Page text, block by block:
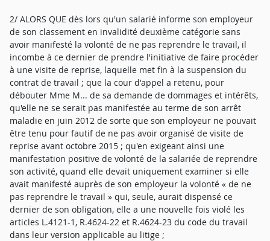
2/ ALORS QUE dès lors qu'un salarié informe son employeur
de son classement en invalidité deuxième catégorie sans
avoir manifesté la volonté de ne pas reprendre le travail, il
incombe à ce dernier de prendre l'initiative de faire procéder
à une visite de reprise, laquelle met fin à la suspension du
contrat de travail ; que la cour d'appel a retenu, pour
débouter Mme M... de sa demande de dommages et intérêts,
qu'elle ne se serait pas manifestée au terme de son arrêt
maladie en juin 2012 de sorte que son employeur ne pouvait
être tenu pour fautif de ne pas avoir organisé de visite de
reprise avant octobre 2015 ; qu'en exigeant ainsi une
manifestation positive de volonté de la salariée de reprendre
son activité, quand elle devait uniquement examiner si elle
avait manifesté auprès de son employeur la volonté « de ne
pas reprendre le travail » qui, seule, aurait dispensé ce
dernier de son obligation, elle a une nouvelle fois violé les
articles L.4121-1, R.4624-22 et R.4624-23 du code du travail
dans leur version applicable au litige ;